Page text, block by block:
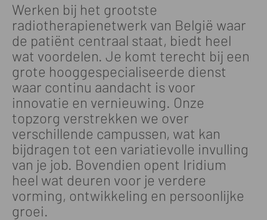
Werken bij het grootste
radiotherapienetwerk van België waar
de patiënt centraal staat, biedt heel
wat voordelen. Je komt terecht bij een
grote hooggespecialiseerde dienst
waar continu aandacht is voor
innovatie en vernieuwing. Onze
topzorg verstrekken we over
verschillende campussen, wat kan
bijdragen tot een variatievolle invulling
van je job. Bovendien opent Iridium
heel wat deuren voor je verdere
vorming, ontwikkeling en persoonlijke
groei.